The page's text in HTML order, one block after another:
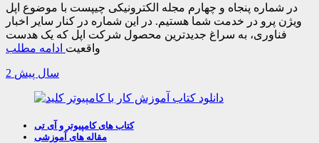
در شماره پنجاه و چهارم مجله الکترونیکی چیپست با موضوع اپل
ویژن پرو در خدمت شما هستیم. در این شماره در کنار سایر اخبار
فناوری، به سراغ جدیدترین محصول شرکت اپل که یک هدست
واقعیت ادامه مطلب
2 سال پیش
کتاب های کامپیوتر و آی تی
مقاله های آموزشی